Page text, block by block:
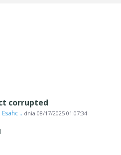
corrupted
Esahc .. dnia 08/17/2025 01:07:34